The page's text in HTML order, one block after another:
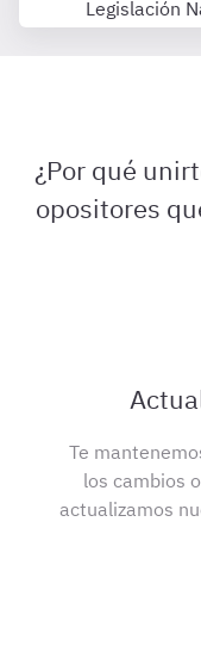
Legislación
¿Por qué
opositores
Te
los cambios
actualizamos